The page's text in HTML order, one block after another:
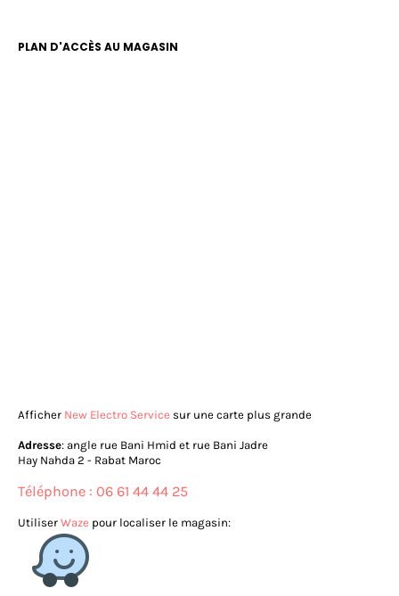
PLAN D'ACCÈS AU MAGASIN
Afficher New Electro Service sur une carte plus grande
Adresse: angle rue Bani Hmid et rue Bani Jadre
Hay Nahda 2 - Rabat Maroc
Téléphone : 06 61 44 44 25
Utiliser Waze pour localiser le magasin: